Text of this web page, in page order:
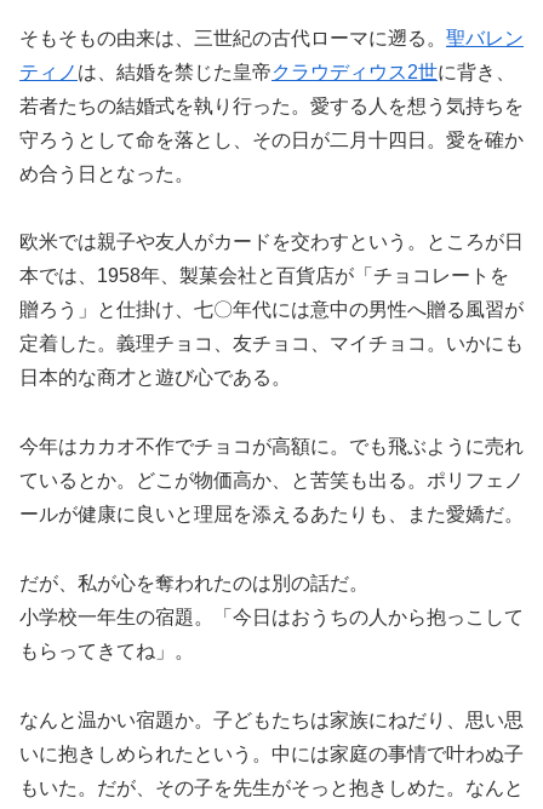
そもそもの由来は、三世紀の古代ローマに遡る。 聖バレン
ティノ は、結婚を禁じた皇帝クラウディウス2世に背き、
若者たちの結婚式を執り行った。愛する人を想う気持ちを
守ろうとして命を落とし、その日が二月十四日。愛を確か
め合う日となった。
欧米では親子や友人がカードを交わすという。ところが日
本では、1958年、製菓会社と百貨店が「チョコレートを
贈ろう」と仕掛け、七〇年代には意中の男性へ贈る風習が
定着した。義理チョコ、友チョコ、マイチョコ。いかにも
日本的な商才と遊び心である。
今年はカカオ不作でチョコが高額に。でも飛ぶように売れ
ているとか。どこが物価高か、と苦笑も出る。ポリフェノ
ールが健康に良いと理屈を添えるあたりも、また愛嬌だ。
だが、私が心を奪われたのは別の話だ。
小学校一年生の宿題。「今日はおうちの人から抱っこして
もらってきてね」。
なんと温かい宿題か。子どもたちは家族にねだり、思い思
いに抱きしめられたという。中には家庭の事情で叶わぬ子
もいた。だが、その子を先生がそっと抱きしめた。なんと